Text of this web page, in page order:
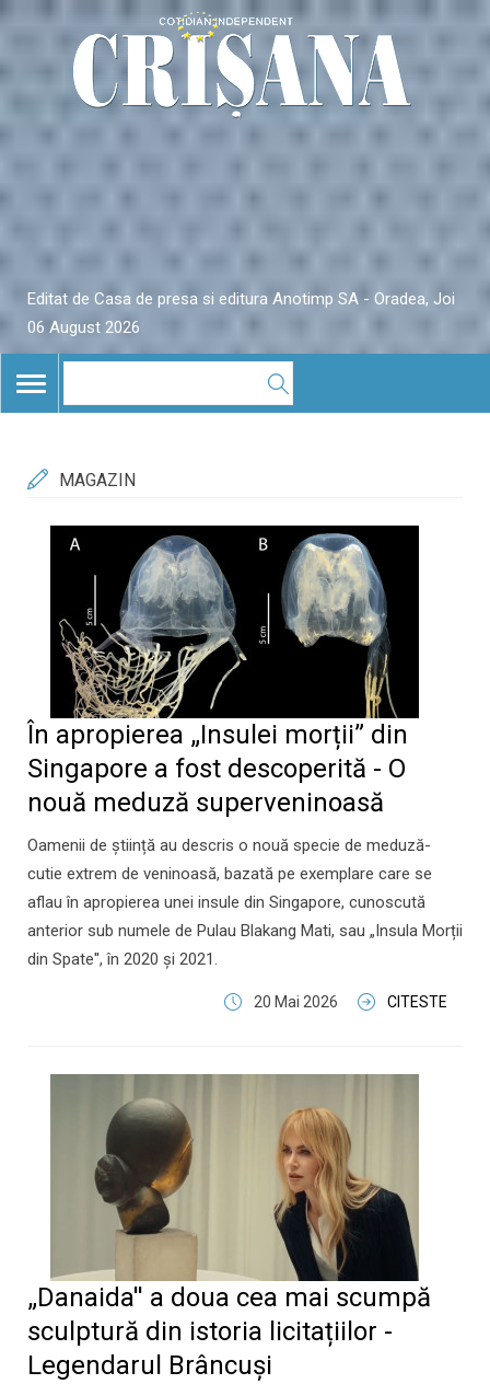
Editat de Casa de presa si editura Anotimp SA - Oradea, Joi
06 August 2026
TOGGLE
NAVIGATION
MAGAZIN
În apropierea „Insulei morții” din
Singapore a fost descoperită - O
nouă meduză superveninoasă
Oamenii de știință au descris o nouă specie de meduză-
cutie extrem de veninoasă, bazată pe exemplare care se
aflau în apropierea unei insule din Singapore, cunoscută
anterior sub numele de Pulau Blakang Mati, sau „Insula Morții
din Spate'', în 2020 și 2021.
20 Mai 2026 CITESTE
„Danaida'' a doua cea mai scumpă
sculptură din istoria licitațiilor -
Legendarul Brâncuși